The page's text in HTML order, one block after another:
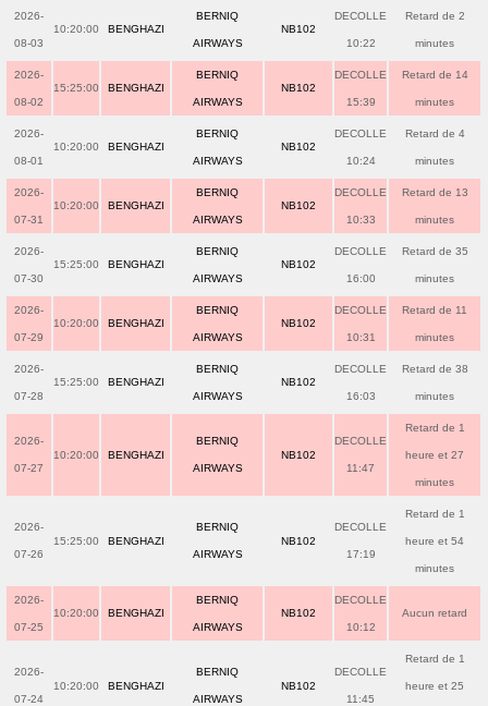
2026-
08-03
10:20:00 BENGHAZI
BERNIQ
AIRWAYS
NB102
DECOLLE
10:22
Retard de 2
minutes
2026-
08-02
15:25:00 BENGHAZI
BERNIQ
AIRWAYS
NB102
DECOLLE
15:39
Retard de 14
minutes
2026-
08-01
10:20:00 BENGHAZI
BERNIQ
AIRWAYS
NB102
DECOLLE
10:24
Retard de 4
minutes
2026-
07-31
10:20:00 BENGHAZI
BERNIQ
AIRWAYS
NB102
DECOLLE
10:33
Retard de 13
minutes
2026-
07-30
15:25:00 BENGHAZI
BERNIQ
AIRWAYS
NB102
DECOLLE
16:00
Retard de 35
minutes
2026-
07-29
10:20:00 BENGHAZI
BERNIQ
AIRWAYS
NB102
DECOLLE
10:31
Retard de 11
minutes
2026-
07-28
15:25:00 BENGHAZI
BERNIQ
AIRWAYS
NB102
DECOLLE
16:03
Retard de 38
minutes
2026-
07-27
10:20:00 BENGHAZI
BERNIQ
AIRWAYS
NB102
DECOLLE
11:47
Retard de 1
heure et 27
minutes
2026-
07-26
15:25:00 BENGHAZI
BERNIQ
AIRWAYS
NB102
DECOLLE
17:19
Retard de 1
heure et 54
minutes
2026-
07-25
10:20:00 BENGHAZI
BERNIQ
AIRWAYS
NB102
DECOLLE
10:12
Aucun retard
2026-
07-24
10:20:00 BENGHAZI
BERNIQ
AIRWAYS
NB102
DECOLLE
11:45
Retard de 1
heure et 25